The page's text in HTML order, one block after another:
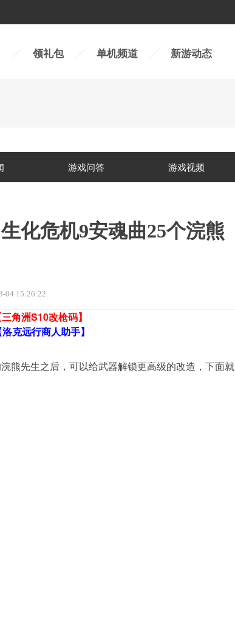
领礼包 单机频道 新游动态
游戏问答 游戏视频
化危机9安魂曲25个浣熊
04 15:26:22
三角洲S10改枪码】
洛克远行商人助手】
熊先生之后，可以给武器解锁更高级的改造，下面就